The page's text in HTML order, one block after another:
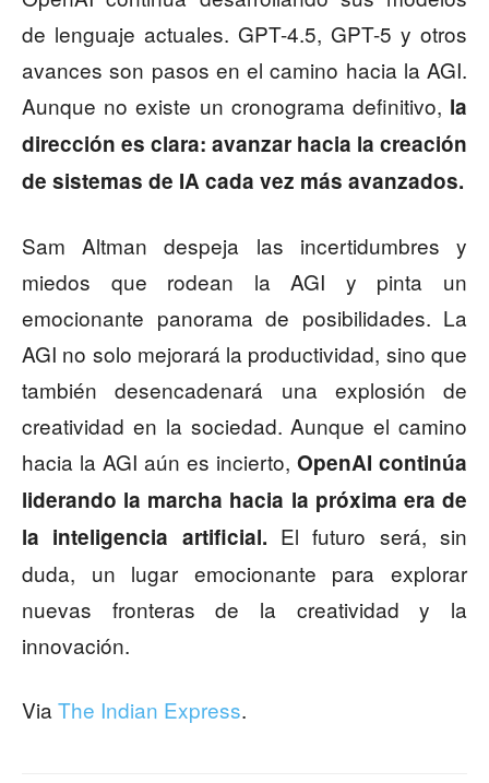
de lenguaje actuales. GPT-4.5, GPT-5 y otros
avances son pasos en el camino hacia la AGI.
Aunque no existe un cronograma definitivo, la
dirección es clara: avanzar hacia la creación
de sistemas de IA cada vez más avanzados.
Sam Altman despeja las incertidumbres y
miedos que rodean la AGI y pinta un
emocionante panorama de posibilidades. La
AGI no solo mejorará la productividad, sino que
también desencadenará una explosión de
creatividad en la sociedad. Aunque el camino
hacia la AGI aún es incierto, OpenAI continúa
liderando la marcha hacia la próxima era de
la inteligencia artificial. El futuro será, sin
duda, un lugar emocionante para explorar
nuevas fronteras de la creatividad y la
innovación.
Via The Indian Express.